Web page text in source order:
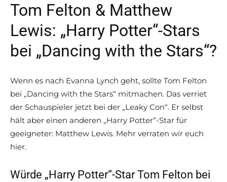
Tom Felton & Matthew
Lewis: „Harry Potter“-Stars
bei „Dancing with the Stars“?
Wenn es nach Evanna Lynch geht, sollte Tom Felton
bei „Dancing with the Stars“ mitmachen. Das verriet
der Schauspieler jetzt bei der „Leaky Con“. Er selbst
hält aber einen anderen „Harry Potter“-Star für
geeigneter: Matthew Lewis. Mehr verraten wir euch
hier.
Würde „Harry Potter“-Star Tom Felton bei